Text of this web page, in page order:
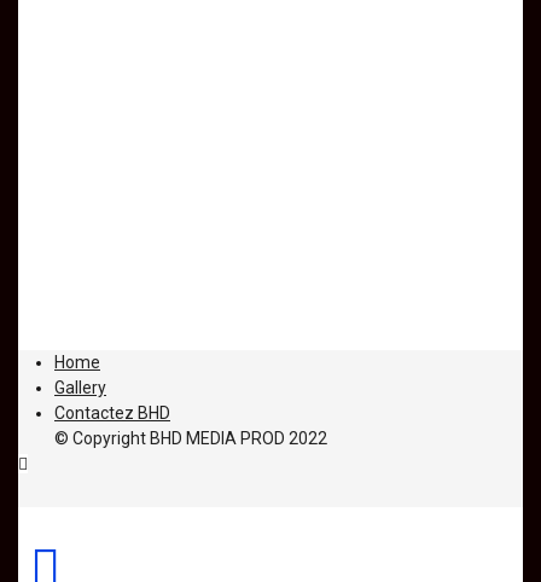
Home
Gallery
Contactez BHD
© Copyright BHD MEDIA PROD 2022